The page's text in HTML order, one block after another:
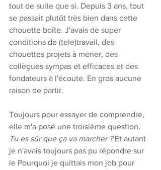
tout de suite que si. Depuis 3 ans, tout
se passait plutôt très bien dans cette
chouette boîte. J'avais de super
conditions de (tele)travail, des
chouettes projets à mener, des
collègues sympas et efficaces et des
fondateurs à l'écoute. En gros aucune
raison de partir.
Toujours pour essayer de comprendre,
elle m'a posé une troisième question.
Tu es sûr que ça va marcher ? Et autant
je n'avais toujours pas pu répondre sur
le Pourquoi je quittais mon job pour